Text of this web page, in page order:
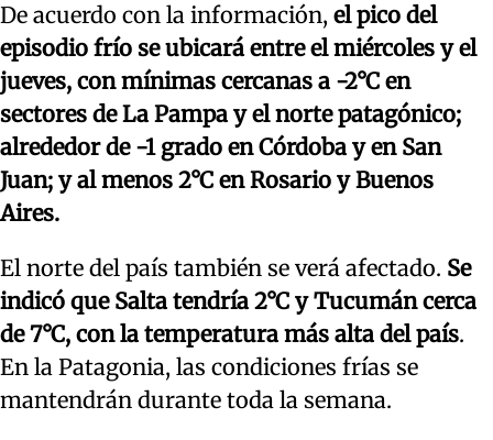
De acuerdo con la información, el pico del
episodio frío se ubicará entre el miércoles y el
jueves, con mínimas cercanas a -2°C en
sectores de La Pampa y el norte patagónico;
alrededor de -1 grado en Córdoba y en San
Juan; y al menos 2°C en Rosario y Buenos
Aires.
El norte del país también se verá afectado. Se
indicó que Salta tendría 2°C y Tucumán cerca
de 7°C, con la temperatura más alta del país.
En la Patagonia, las condiciones frías se
mantendrán durante toda la semana.